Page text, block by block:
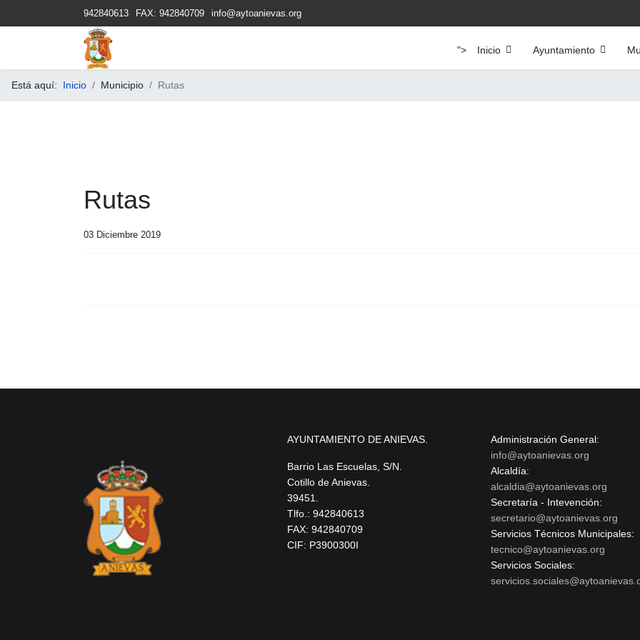
942840613 FAX: 942840709 info@aytoanievas.org
"> Inicio Ayuntamiento
Está aquí: Inicio Municipio Rutas
Rutas
03 Diciembre 2019
AYUNTAMIENTO DE ANIEVAS.
Barrio Las Escuelas, S/N.
Cotillo de Anievas.
39451.
Tlfo.: 942840613
FAX: 942840709
CIF: P3900300I
Administración General:
info@aytoanievas.org
Alcaldía:
alcaldia@aytoanievas.org
Secretaría - Intevención:
secretario@aytoanievas.org
Servicios Técnicos Municipales:
tecnico@aytoanievas.org
Servicios Sociales: